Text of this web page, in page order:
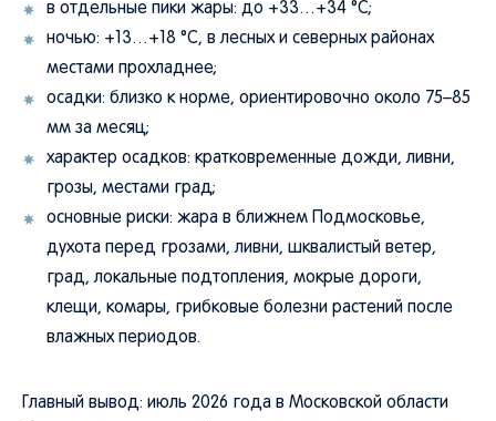
в отдельные пики жары: до +33…+34 °C;
ночью: +13…+18 °C, в лесных и северных районах
местами прохладнее;
осадки: близко к норме, ориентировочно около 75–85
мм за месяц;
характер осадков: кратковременные дожди, ливни,
грозы, местами град;
основные риски: жара в ближнем Подмосковье,
духота перед грозами, ливни, шквалистый ветер,
град, локальные подтопления, мокрые дороги,
клещи, комары, грибковые болезни растений после
влажных периодов.
Главный вывод: июль 2026 года в Московской области